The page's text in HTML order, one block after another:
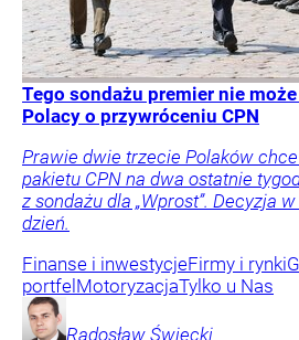
Tego sondażu premier nie
Polacy o przywróceniu CPN
Prawie dwie trzecie Polaków
pakietu CPN na dwa ostatnie
z sondażu dla „Wprost”. Decyzja
dzień.
Finanse i inwestycjeFirmy i rynki
portfelMotoryzacjaTylko u Nas
Radosław Święcki